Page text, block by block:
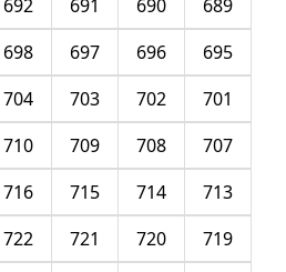
689
690
691
692
695
696
697
698
701
702
703
704
707
708
709
710
713
714
715
716
719
720
721
722